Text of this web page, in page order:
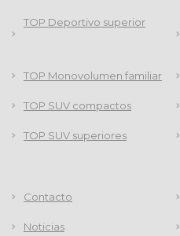
TOP Deportivo superior
TOP Monovolumen familiar
TOP SUV compactos
TOP SUV superiores
Contacto
Noticias